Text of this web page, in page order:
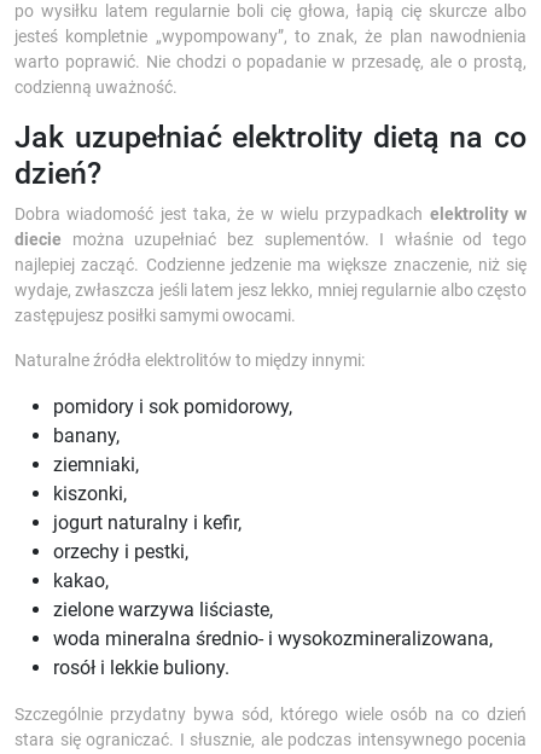
po wysiłku latem regularnie boli cię głowa, łapią cię skurcze albo
jesteś kompletnie „wypompowany”, to znak, że plan nawodnienia
warto poprawić. Nie chodzi o popadanie w przesadę, ale o prostą,
codzienną uważność.
Jak uzupełniać elektrolity dietą na co
dzień?
Dobra wiadomość jest taka, że w wielu przypadkach elektrolity w
diecie można uzupełniać bez suplementów. I właśnie od tego
najlepiej zacząć. Codzienne jedzenie ma większe znaczenie, niż się
wydaje, zwłaszcza jeśli latem jesz lekko, mniej regularnie albo często
zastępujesz posiłki samymi owocami.
Naturalne źródła elektrolitów to między innymi:
pomidory i sok pomidorowy,
banany,
ziemniaki,
kiszonki,
jogurt naturalny i kefir,
orzechy i pestki,
kakao,
zielone warzywa liściaste,
woda mineralna średnio- i wysokozmineralizowana,
rosół i lekkie buliony.
Szczególnie przydatny bywa sód, którego wiele osób na co dzień
stara się ograniczać. I słusznie, ale podczas intensywnego pocenia